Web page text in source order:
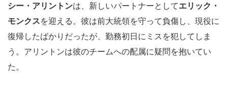
シー・アリントンは、新しいパートナーとしてエリック・
モンクスを迎える。彼は前大統領を守って負傷し、現役に
復帰したばかりだったが、勤務初日にミスを犯してしま
う。アリントンは彼のチームへの配属に疑問を抱いてい
た。